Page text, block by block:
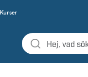
Kurser